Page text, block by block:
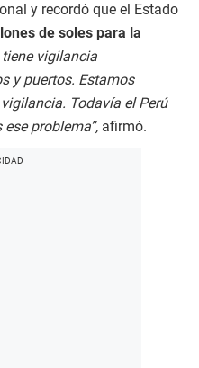
y recordó que el Estado
de soles para la
tiene vigilancia
y puertos. Estamos
Todavía el Perú
problema”, afirmó.